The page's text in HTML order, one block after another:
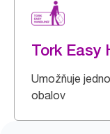
Tork Easy
Umožňuje
obalov